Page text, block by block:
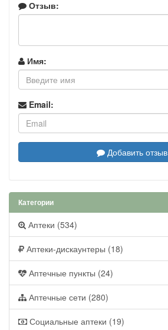
Отзыв:
Имя:
Email:
Добавить отзыв
Категории
Аптеки (534)
Аптеки-дискаунтеры (18)
Аптечные пункты (24)
Аптечные сети (280)
Социальные аптеки (19)